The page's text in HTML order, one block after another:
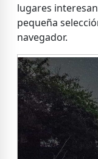
lugares
pequeña
navegador.